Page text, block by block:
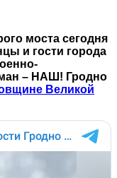
моста сегодня
и гости города
– НАШ! Гродно
Великой